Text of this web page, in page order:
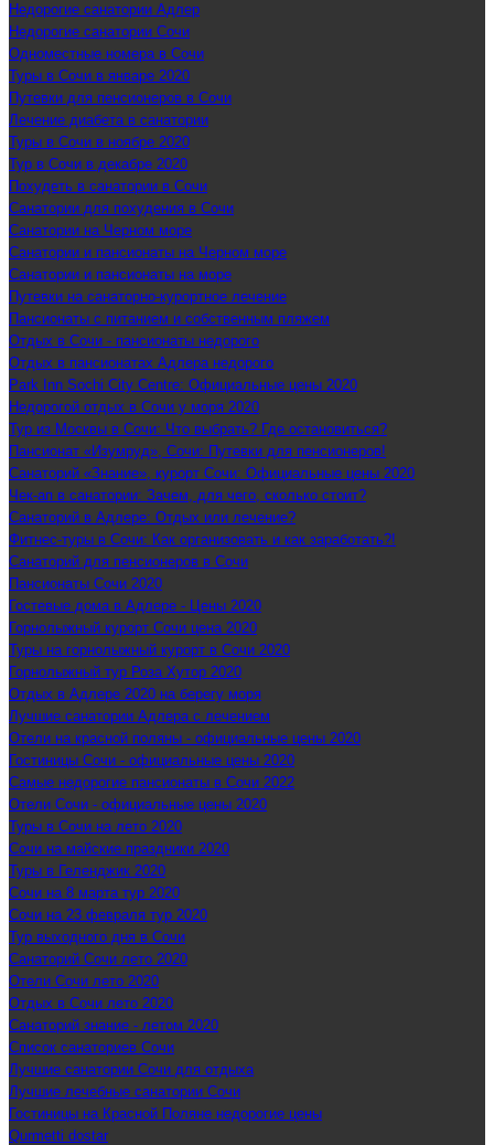
Недорогие санатории Адлер
Недорогие санатории Сочи
Одноместные номера в Сочи
Туры в Сочи в январе 2020
Путевки для пенсионеров в Сочи
Лечение диабета в санатории
Туры в Сочи в ноябре 2020
Тур в Сочи в декабре 2020
Похудеть в санатории в Сочи
Санатории для похудения в Сочи
Санатории на Черном море
Санатории и пансионаты на Черном море
Санатории и пансионаты на море
Путевки на санаторно-курортное лечение
Пансионаты с питанием и собственным пляжем
Отдых в Сочи - пансионаты недорого
Отдых в пансионатах Адлера недорого
Park Inn Sochi City Centre: Официальные цены 2020
Недорогой отдых в Сочи у моря 2020
Тур из Москвы в Сочи: Что выбрать? Где остановиться?
Пансионат «Изумруд», Сочи: Путевки для пенсионеров!
Санаторий «Знание», курорт Сочи: Официальные цены 2020
Чек-ап в санатории: Зачем, для чего, сколько стоит?
Санаторий в Адлере: Отдых или лечение?
Фитнес-туры в Сочи: Как организовать и как заработать?!
Санаторий для пенсионеров в Сочи
Пансионаты Сочи 2020
Гостевые дома в Адлере - Цены 2020
Горнолыжный курорт Сочи цена 2020
Туры на горнолыжный курорт в Сочи 2020
Горнолыжный тур Роза Хутор 2020
Отдых в Адлере 2020 на берегу моря
Лучшие санатории Адлера с лечением
Отели на красной поляны - официальные цены 2020
Гостиницы Сочи - официальные цены 2020
Самые недорогие пансионаты в Сочи 2022
Отели Сочи - официальные цены 2020
Туры в Сочи на лето 2020
Сочи на майские праздники 2020
Туры в Геленджик 2020
Сочи на 8 марта тур 2020
Сочи на 23 февраля тур 2020
Тур выходного дня в Сочи
Санаторий Сочи лето 2020
Отели Сочи лето 2020
Отдых в Сочи лето 2020
Санаторий знание - летом 2020
Список санаториев Сочи
Лучшие санатории Сочи для отдыха
Лучшие лечебные санатории Сочи
Гостиницы на Красной Поляне недорогие цены
Qurmetti dostar